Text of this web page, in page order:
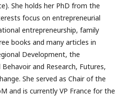
She holds her PhD from the
focus on entrepreneurial
entrepreneurship, family
books and many articles in
Development, the
and Research, Futures,
She served as Chair of the
and is currently VP France for the